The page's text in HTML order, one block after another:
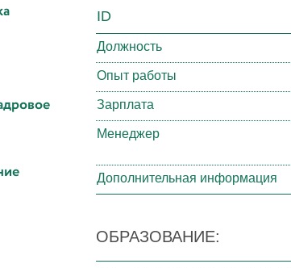
ID
Должность
Опыт работы
Зарплата
Менеджер
Дополнительная информация
ОБРАЗОВАНИЕ: